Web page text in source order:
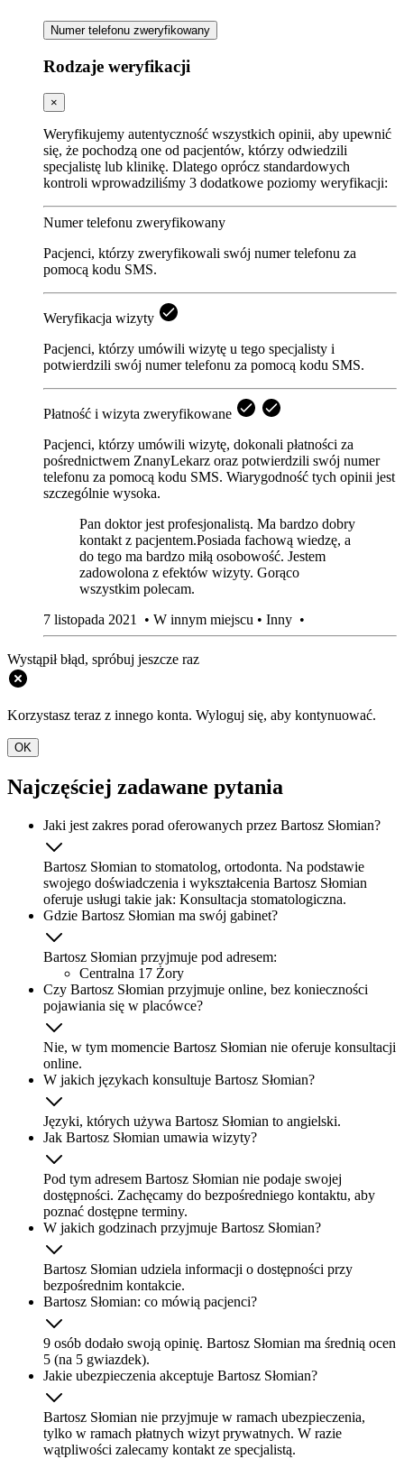
Numer telefonu zweryfikowany
Rodzaje weryfikacji
×
Weryfikujemy autentyczność wszystkich opinii, aby upewnić
się, że pochodzą one od pacjentów, którzy odwiedzili
specjalistę lub klinikę. Dlatego oprócz standardowych
kontroli wprowadziliśmy 3 dodatkowe poziomy weryfikacji:
Numer telefonu zweryfikowany
Pacjenci, którzy zweryfikowali swój numer telefonu za
pomocą kodu SMS.
Weryfikacja wizyty
Pacjenci, którzy umówili wizytę u tego specjalisty i
potwierdzili swój numer telefonu za pomocą kodu SMS.
Płatność i wizyta zweryfikowane
Pacjenci, którzy umówili wizytę, dokonali płatności za
pośrednictwem ZnanyLekarz oraz potwierdzili swój numer
telefonu za pomocą kodu SMS. Wiarygodność tych opinii jest
szczególnie wysoka.
Pan doktor jest profesjonalistą. Ma bardzo dobry
kontakt z pacjentem.Posiada fachową wiedzę, a
do tego ma bardzo miłą osobowość. Jestem
zadowolona z efektów wizyty. Gorąco
wszystkim polecam.
7 listopada 2021 • W innym miejscu • Inny •
Wystąpił błąd, spróbuj jeszcze raz
Korzystasz teraz z innego konta. Wyloguj się, aby kontynuować.
OK
Najczęściej zadawane pytania
Jaki jest zakres porad oferowanych przez Bartosz Słomian?
Bartosz Słomian to stomatolog, ortodonta. Na podstawie
swojego doświadczenia i wykształcenia Bartosz Słomian
oferuje usługi takie jak: Konsultacja stomatologiczna.
Gdzie Bartosz Słomian ma swój gabinet?
Bartosz Słomian przyjmuje pod adresem:
Centralna 17 Żory
Czy Bartosz Słomian przyjmuje online, bez konieczności
pojawiania się w placówce?
Nie, w tym momencie Bartosz Słomian nie oferuje konsultacji
online.
W jakich językach konsultuje Bartosz Słomian?
Języki, których używa Bartosz Słomian to angielski.
Jak Bartosz Słomian umawia wizyty?
Pod tym adresem Bartosz Słomian nie podaje swojej
dostępności. Zachęcamy do bezpośredniego kontaktu, aby
poznać dostępne terminy.
W jakich godzinach przyjmuje Bartosz Słomian?
Bartosz Słomian udziela informacji o dostępności przy
bezpośrednim kontakcie.
Bartosz Słomian: co mówią pacjenci?
9 osób dodało swoją opinię. Bartosz Słomian ma średnią ocen
5 (na 5 gwiazdek).
Jakie ubezpieczenia akceptuje Bartosz Słomian?
Bartosz Słomian nie przyjmuje w ramach ubezpieczenia,
tylko w ramach płatnych wizyt prywatnych. W razie
wątpliwości zalecamy kontakt ze specjalistą.